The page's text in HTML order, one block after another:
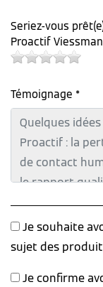
Seriez-vous
Proactif
Témoignage *
Je souhaite
sujet des
Je confirme